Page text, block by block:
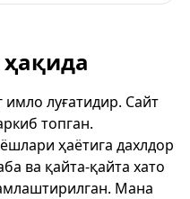
луғатидир. Сайт
топган.
ҳаётига дахлдор
ва қайта-қайта хато
Мана